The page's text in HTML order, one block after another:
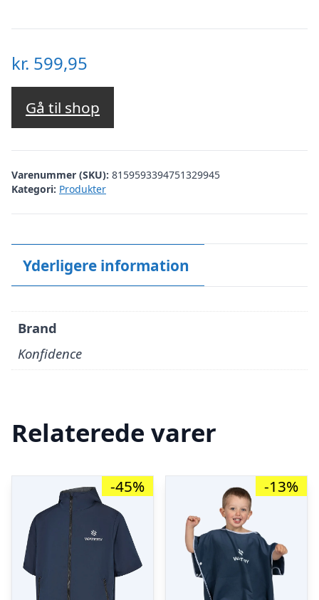
kr. 599,95
Gå til shop
Varenummer (SKU): 8159593394751329945
Kategori: Produkter
Yderligere information
Brand
Konfidence
Relaterede varer
-45% -13%